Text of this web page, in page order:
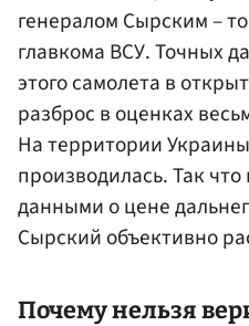
генералом Сырским –
главкома ВСУ. Точных
этого самолета в
разброс в оценках
На территории
производилась. Так
данными о цене
Сырский объективно
Почему нельзя